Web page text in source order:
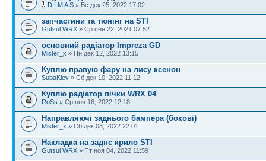
D I M A S » Вс дек 25, 2022 17:02
запчастини та тюнінг на STI
Gutsul WRX » Ср сен 22, 2021 07:52
основний радіатор Impreza GD
Mister_x » Пн дек 12, 2022 13:15
Куплю правую фару на лису ксенон
SubaKiev » Сб дек 10, 2022 11:12
Куплю радіатор пічки WRX 04
RoSs » Ср ноя 16, 2022 12:18
Направляючі заднього бампера (бокові)
Mister_x » Сб дек 03, 2022 22:01
Накладка на заднє крило STI
Gutsul WRX » Пт ноя 04, 2022 11:59